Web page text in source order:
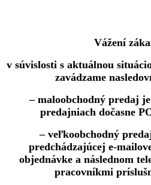
Vážení
v súvislosti s aktuálnou
zavádzame
– maloobchodný predaj
predajniach dočasne
– veľkoobchodný
predchádzajúcej e-
objednávke a následnom
pracovníkmi